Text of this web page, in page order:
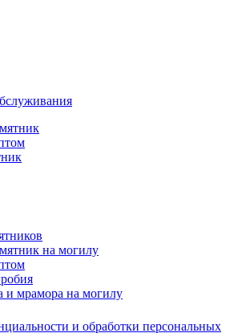
на могилу
и мрамора на могилу
и обработки персональных